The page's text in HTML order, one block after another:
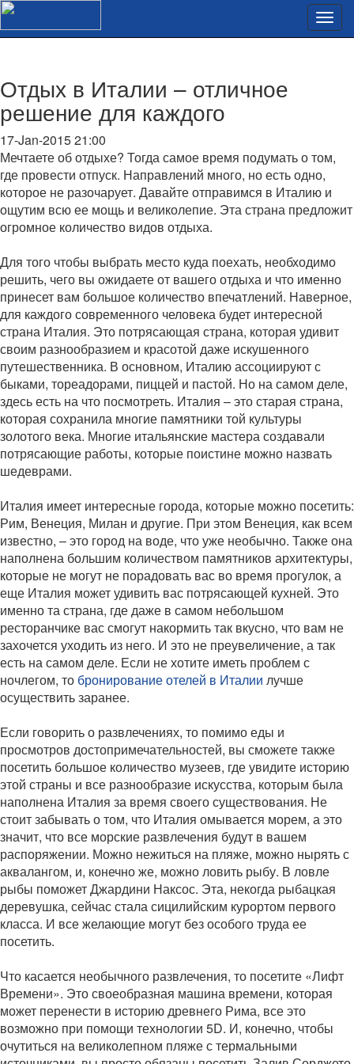
Отдых в Италии – отличное
решение для каждого
17-Jan-2015 21:00
Мечтаете об отдыхе? Тогда самое время подумать о том,
где провести отпуск. Направлений много, но есть одно,
которое не разочарует. Давайте отправимся в Италию и
ощутим всю ее мощь и великолепие. Эта страна предложит
огромное количество видов отдыха.
Для того чтобы выбрать место куда поехать, необходимо
решить, чего вы ожидаете от вашего отдыха и что именно
принесет вам большое количество впечатлений. Наверное,
для каждого современного человека будет интересной
страна Италия. Это потрясающая страна, которая удивит
своим разнообразием и красотой даже искушенного
путешественника. В основном, Италию ассоциируют с
быками, тореадорами, пиццей и пастой. Но на самом деле,
здесь есть на что посмотреть. Италия – это старая страна,
которая сохранила многие памятники той культуры
золотого века. Многие итальянские мастера создавали
потрясающие работы, которые поистине можно назвать
шедеврами.
Италия имеет интересные города, которые можно посетить:
Рим, Венеция, Милан и другие. При этом Венеция, как всем
известно, – это город на воде, что уже необычно. Также она
наполнена большим количеством памятников архитектуры,
которые не могут не порадовать вас во время прогулок, а
еще Италия может удивить вас потрясающей кухней. Это
именно та страна, где даже в самом небольшом
ресторанчике вас смогут накормить так вкусно, что вам не
захочется уходить из него. И это не преувеличение, а так
есть на самом деле. Если не хотите иметь проблем с
ночлегом, то бронирование отелей в Италии лучше
осуществить заранее.
Если говорить о развлечениях, то помимо еды и
просмотров достопримечательностей, вы сможете также
посетить большое количество музеев, где увидите историю
этой страны и все разнообразие искусства, которым была
наполнена Италия за время своего существования. Не
стоит забывать о том, что Италия омывается морем, а это
значит, что все морские развлечения будут в вашем
распоряжении. Можно нежиться на пляже, можно нырять с
аквалангом, и, конечно же, можно ловить рыбу. В ловле
рыбы поможет Джардини Наксос. Эта, некогда рыбацкая
деревушка, сейчас стала сицилийским курортом первого
класса. И все желающие могут без особого труда ее
посетить.
Что касается необычного развлечения, то посетите «Лифт
Времени». Это своеобразная машина времени, которая
может перенести в историю древнего Рима, все это
возможно при помощи технологии 5D. И, конечно, чтобы
очутиться на великолепном пляже с термальными